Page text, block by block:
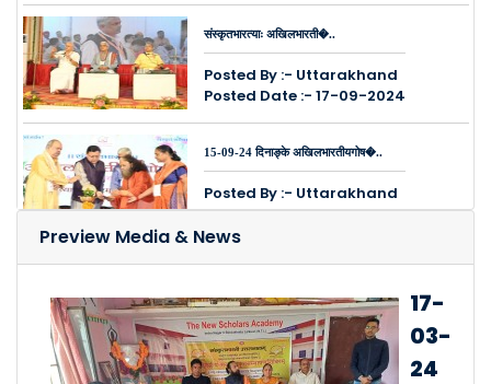
संस्कृतभारत्याः अखिलभारती�..
Posted By :- Uttarakhand
Posted Date :- 17-09-2024
15-09-24 दिनाङ्के अखिलभारतीयगोष�..
Posted By :- Uttarakhand
Posted Date :- 17-09-2024
Posted By :- Uttarakhand
Posted Date :- 12-09-2024
Preview Media & News
17-
03-
24